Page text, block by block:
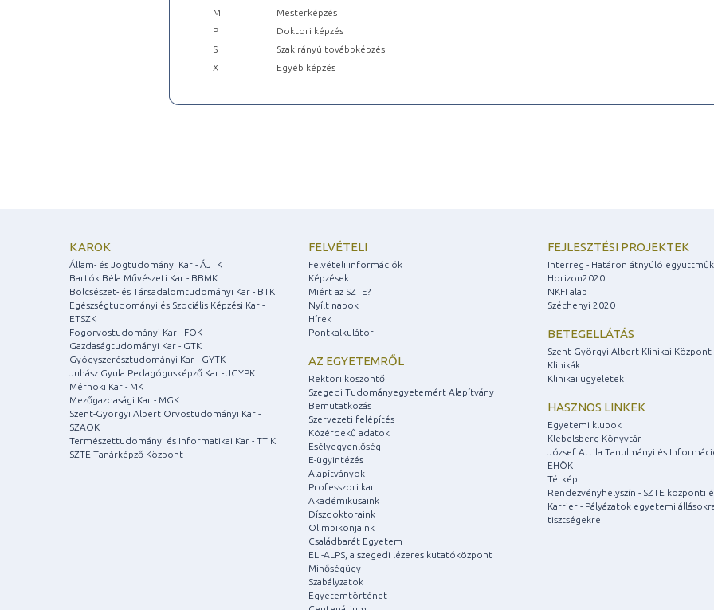
M
Mesterképzés
P
Doktori képzés
S
Szakirányú továbbképzés
X
Egyéb képzés
KAROK
Állam- és Jogtudományi Kar - ÁJTK
Bartók Béla Művészeti Kar - BBMK
Bölcsészet- és Társadalomtudományi Kar - BTK
Egészségtudományi és Szociális Képzési Kar -
ETSZK
Fogorvostudományi Kar - FOK
Gazdaságtudományi Kar - GTK
Gyógyszerésztudományi Kar - GYTK
Juhász Gyula Pedagógusképző Kar - JGYPK
Mérnöki Kar - MK
Mezőgazdasági Kar - MGK
Szent-Györgyi Albert Orvostudományi Kar -
SZAOK
Természettudományi és Informatikai Kar - TTIK
SZTE Tanárképző Központ
FELVÉTELI
Felvételi információk
Képzések
Miért az SZTE?
Nyílt napok
Hírek
Pontkalkulátor
AZ EGYETEMRŐL
Rektori köszöntő
Szegedi Tudományegyetemért Alapítvány
Bemutatkozás
Szervezeti felépítés
Közérdekű adatok
Esélyegyenlőség
E-ügyintézés
Alapítványok
Professzori kar
Akadémikusaink
Díszdoktoraink
Olimpikonjaink
Családbarát Egyetem
ELI-ALPS, a szegedi lézeres kutatóközpont
Minőségügy
Szabályzatok
Egyetemtörténet
FEJLESZTÉSI PROJEKTEK
Interreg - Határon átnyúló
Horizon2020
NKFI alap
Széchenyi 2020
BETEGELLÁTÁS
Szent-Györgyi Albert Klinikai Központ
Klinikák
Klinikai ügyeletek
HASZNOS LINKEK
Egyetemi klubok
Klebelsberg Könyvtár
József Attila Tanulmányi és
EHÖK
Térkép
Rendezvényhelyszín - SZTE központi
Karrier - Pályázatok egyetemi
tisztségekre